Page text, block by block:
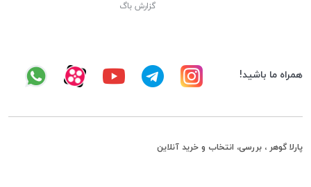
گزارش باگ
همراه ما باشید!
پارلا گوهر ، بررسی، انتخاب و خرید آنلاین